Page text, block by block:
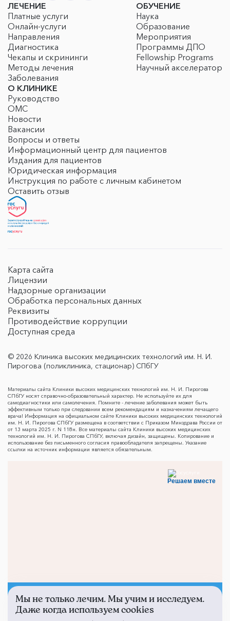
ЛЕЧЕНИЕ
Платные услуги
Онлайн-услуги
Направления
Диагностика
Чекапы и скрининги
Методы лечения
Заболевания
ОБУЧЕНИЕ
Наука
Образование
Мероприятия
Программы ДПО
Fellowship Programs
Научный акселератор
О КЛИНИКЕ
Руководство
ОМС
Новости
Вакансии
Вопросы и ответы
Информационный центр для пациентов
Издания для пациентов
Юридическая информация
Инструкция по работе с личным кабинетом
Оставить отзыв
Карта сайта
Лицензии
Надзорные организации
Обработка персональных данных
Реквизиты
Противодействие коррупции
Доступная среда
© 2026 Клиника высоких медицинских технологий им. Н. И.
Пирогова (поликлиника, стационар) СПбГУ
Материалы сайта Клиники высоких медицинских технологий им. Н. И. Пирогова
СПбГУ носят справочно-образовательный характер. Не используйте их для
самодиагностики или самолечения. Помните - лечение заболевания может быть
эффективным только при следовании всем рекомендациям и назначениям лечащего
врача! Информация на официальном сайте Клиники высоких медицинских технологий
им. Н. И. Пирогова СПбГУ размещена в соответствии с Приказом Минздрава России от
от 13 марта 2025 г. N 118н. Все материалы сайта Клиники высоких медицинских
технологий им. Н. И. Пирогова СПбГУ, включая дизайн, защищены. Копирование и
использование без письменного согласия правообладателя запрещены. Указание
ссылки на источник информации является обязательным.
Решаем вместе
Не смогли записаться к
врачу?
Мы не только лечим. Мы учим и исследуем.
Даже когда используем cookies